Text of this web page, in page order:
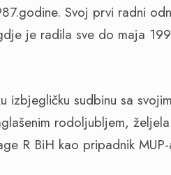
Svoj prvi radni
je radila sve do maja
izbjegličku sudbinu sa svojim
rodoljubljem,
R BiH kao pripadnik